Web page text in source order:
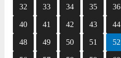
32 33 34 35 36
40 41 42 43 44
48 49 50 51 52